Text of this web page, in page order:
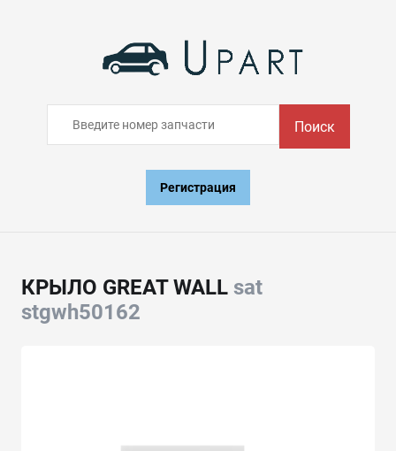
Поиск
Регистрация
КРЫЛО GREAT WALL sat
stgwh50162